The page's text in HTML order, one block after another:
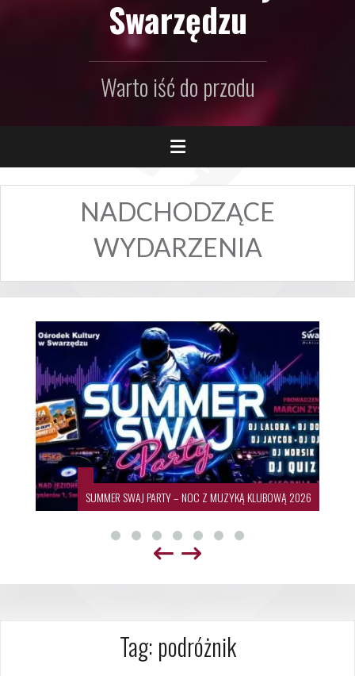
Swarzędzu
Warto iść do przodu
NADCHODZĄCE
WYDARZENIA
SUMMER SWAJ PARTY – NOC Z MUZYKĄ KLUBOWĄ 2026
Tag: podróżnik